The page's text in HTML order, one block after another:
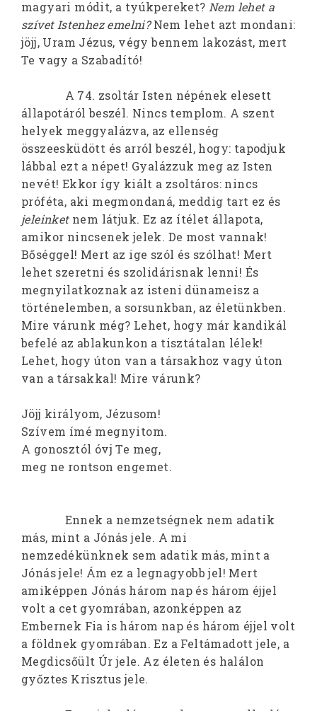
magyari módit, a tyúkpereket? Nem lehet a
szívet Istenhez emelni?Nem lehet azt mondani:
jöjj, Uram Jézus, végy bennem lakozást, mert
Te vagy a Szabadító!
A 74. zsoltár Isten népének elesett
állapotáról beszél. Nincs templom. A szent
helyek meggyalázva, az ellenség
összeesküdött és arról beszél, hogy: tapodjuk
lábbal ezt a népet! Gyalázzuk meg az Isten
nevét! Ekkor így kiált a zsoltáros: nincs
próféta, aki megmondaná, meddig tart ez és
jeleinketnem látjuk. Ez az ítélet állapota,
amikor nincsenek jelek. De most vannak!
Bőséggel! Mert az ige szól és szólhat! Mert
lehet szeretni és szolidárisnak lenni! És
megnyilatkoznak az isteni dünameisz a
történelemben, a sorsunkban, az életünkben.
Mire várunk még? Lehet, hogy már kandikál
befelé az ablakunkon a tisztátalan lélek!
Lehet, hogy úton van a társakhoz vagy úton
van a társakkal! Mire várunk?
Jöjj királyom, Jézusom!
Szívem ímé megnyitom.
A gonosztól óvj Te meg,
meg ne rontson engemet.
Ennek a nemzetségnek nem adatik
más, mint a Jónás jele. A mi
nemzedékünknek sem adatik más, mint a
Jónás jele! Ám ez a legnagyobb jel! Mert
amiképpen Jónás három nap és három éjjel
volt a cet gyomrában, azonképpen az
Embernek Fia is három nap és három éjjel volt
a földnek gyomrában. Ez a Feltámadott jele, a
Megdicsőült Úr jele. Az életen és halálon
győztes Krisztus jele.